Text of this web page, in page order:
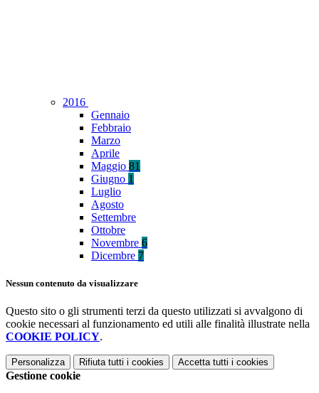
2016
Gennaio
Febbraio
Marzo
Aprile
Maggio 81
Giugno 1
Luglio
Agosto
Settembre
Ottobre
Novembre 6
Dicembre 7
Nessun contenuto da visualizzare
Questo sito o gli strumenti terzi da questo utilizzati si avvalgono di
cookie necessari al funzionamento ed utili alle finalità illustrate nella
COOKIE POLICY.
Personalizza Rifiuta tutti i cookies Accetta tutti i cookies
Gestione cookie